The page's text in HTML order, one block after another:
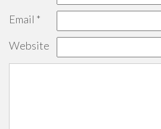
Email *
Website